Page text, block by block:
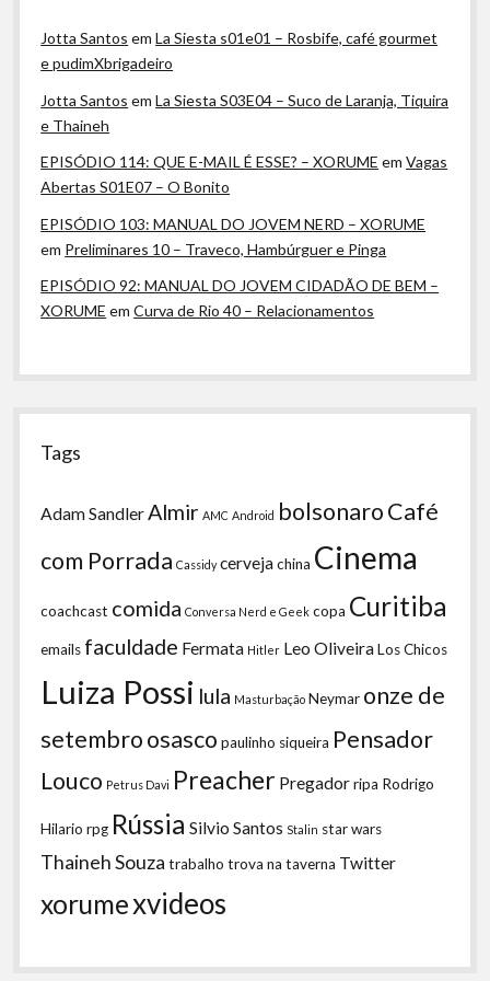
Jotta Santos emLa Siesta s01e01 – Rosbife, café gourmet
e pudimXbrigadeiro
Jotta Santos emLa Siesta S03E04 – Suco de Laranja, Tiquira
e Thaineh
EPISÓDIO 114: QUE E-MAIL É ESSE? – XORUME emVagas
Abertas S01E07 – O Bonito
EPISÓDIO 103: MANUAL DO JOVEM NERD – XORUME
em Preliminares 10 – Traveco, Hambúrguer e Pinga
EPISÓDIO 92: MANUAL DO JOVEM CIDADÃO DE BEM –
XORUME emCurva de Rio 40 – Relacionamentos
Tags
Adam Sandler Almir AMC Android bolsonaroCafé
com Porrada Cassidy cervejachina Cinema
coachcast comida Conversa Nerd e Geek copa Curitiba
emails faculdade Fermata Hitler Leo OliveiraLos Chicos
Luiza Possi lula Masturbação Neymar onze de
setembroosasco paulinho siqueira Pensador
Louco Petrus Davi Preacher Pregadorripa Rodrigo
Hilario rpg Rússia Silvio Santos Stalin star wars
Thaineh Souza trabalho trova na taverna Twitter
xorumexvideos